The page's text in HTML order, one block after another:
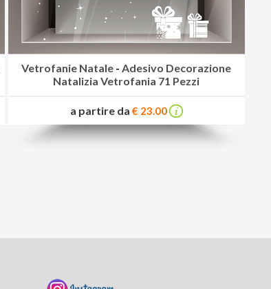
Vetrofanie Natale - Adesivo Decorazione
Natalizia Vetrofania 71 Pezzi
a partire da € 23.00